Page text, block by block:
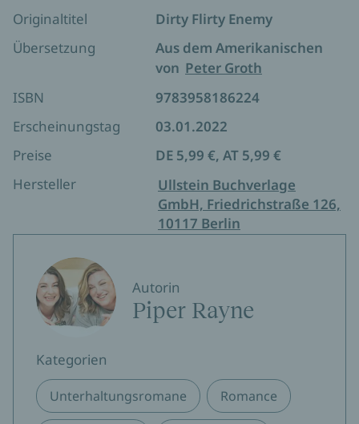
Höchste Zeit, Carmelo Mancinis verträumte Augen
und seine straffen Bauchmuskeln zu vergessen...
Das Spiel beginnt!
Originaltitel
Dirty Flirty Enemy
Übersetzung
Aus dem Amerikanischen
von Peter Groth
ISBN
9783958186224
Erscheinungstag
03.01.2022
Preise
DE 5,99 €, AT 5,99 €
Hersteller
Ullstein Buchverlage
GmbH, Friedrichstraße 126,
10117 Berlin
Autorin
Piper Rayne
Kategorien
Unterhaltungsromane Romance